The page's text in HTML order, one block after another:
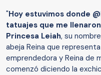
"Hoy estuvimos donde
tatuajes que me
Princesa Leiah, su
abeja Reina que
emprendedora y Reina de
comenzó diciendo la